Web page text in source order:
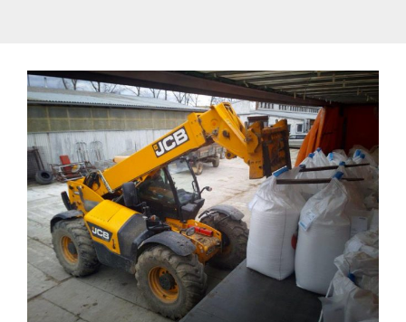
JCB 550-80 vykládka vaků